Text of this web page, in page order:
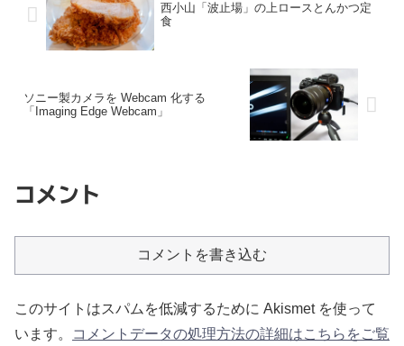
西小山「波止場」の上ロースとんかつ定
食
ソニー製カメラを Webcam 化する
「Imaging Edge Webcam」
コメント
コメントを書き込む
このサイトはスパムを低減するために Akismet を使って
います。
コメントデータの処理方法の詳細はこちらをご覧